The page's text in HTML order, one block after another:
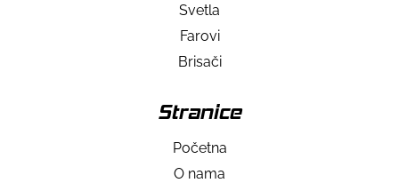
Svetla
Farovi
Brisači
Stranice
Početna
O nama